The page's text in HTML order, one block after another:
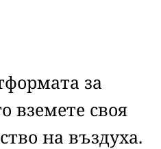
за
вземете своя
на въздуха.